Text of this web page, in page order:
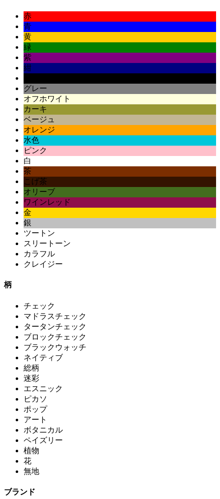
赤
青
黄
緑
紫
紺
グレー
オフホワイト
カーキ
ベージュ
オレンジ
水色
ピンク
白
茶
こげ茶
オリーブ
ワインレッド
金
銀
ツートン
スリートーン
カラフル
クレイジー
柄
チェック
マドラスチェック
タータンチェック
ブロックチェック
ブラックウォッチ
ネイティブ
総柄
迷彩
エスニック
ピカソ
ポップ
アート
ボタニカル
ペイズリー
植物
花
無地
ブランド